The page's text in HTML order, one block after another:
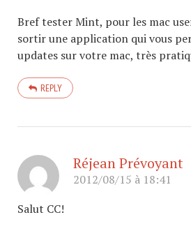
Bref tester Mint, pour les mac
sortir une application qui vous
updates sur votre mac, très
REPLY
Réjean Prévoyant
2012/08/15 à 18:41
Salut CC!